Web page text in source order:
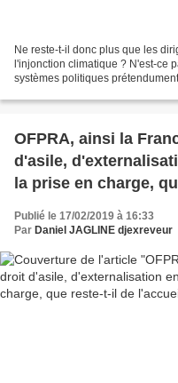
Ne reste-t-il donc plus que les
l'injonction climatique ? N'est-ce
systèmes politiques
OFPRA, ainsi la
d'asile,
la prise en charge,
Publié le 17/02/2019 à 16:33
Par Daniel JAGLINE djexreveur